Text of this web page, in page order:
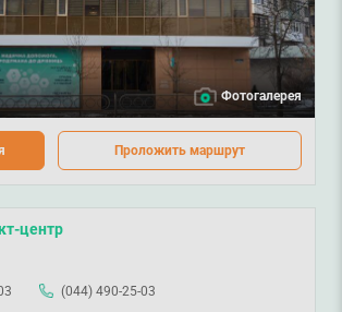
Фотогалерея
Проложить маршрут
центр
(044) 490-25-03